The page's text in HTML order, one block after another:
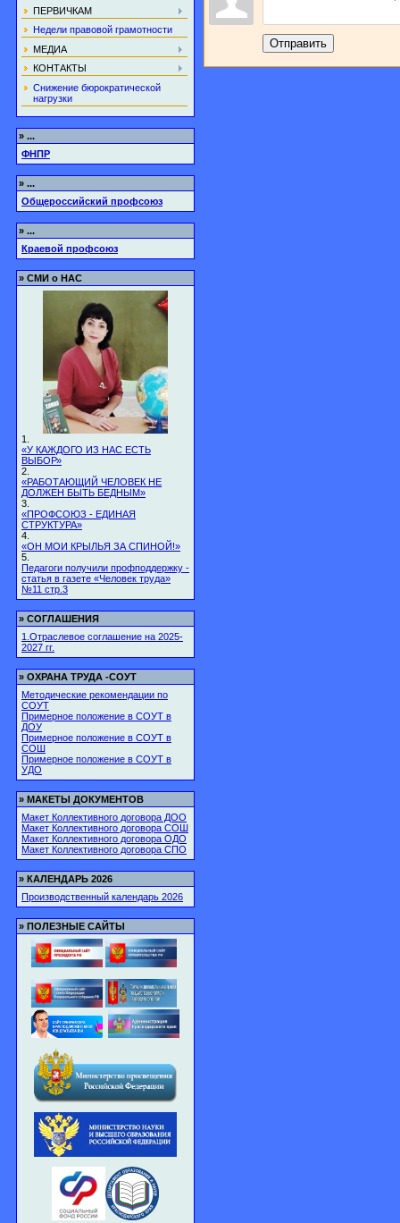
ПЕРВИЧКАМ
Недели правовой грамотности
МЕДИА
КОНТАКТЫ
Снижение бюрократической
нагрузки
» ...
ФНПР
» ...
Общероссийский профсоюз
» ...
Краевой профсоюз
» СМИ о НАС
1.
«У КАЖДОГО ИЗ НАС ЕСТЬ
ВЫБОР»
2.
«РАБОТАЮЩИЙ ЧЕЛОВЕК НЕ
ДОЛЖЕН БЫТЬ БЕДНЫМ»
3.
«ПРОФСОЮЗ - ЕДИНАЯ
СТРУКТУРА»
4.
«ОН МОИ КРЫЛЬЯ ЗА СПИНОЙ!»
5.
Педагоги получили профподдержку -
статья в газете «Человек труда»
№11 стр.3
» СОГЛАШЕНИЯ
1.Отраслевое соглашение на 2025-
2027 гг.
» ОХРАНА ТРУДА -СОУТ
Методические рекомендации по
СОУТ
Примерное положение в СОУТ в
ДОУ
Примерное положение в СОУТ в
СОШ
Примерное положение в СОУТ в
УДО
» МАКЕТЫ ДОКУМЕНТОВ
Макет Коллективного договора ДОО
Макет Коллективного договора СОШ
Макет Коллективного договора ОДО
Макет Коллективного договора СПО
» КАЛЕНДАРЬ 2026
Производственный календарь 2026
» ПОЛЕЗНЫЕ САЙТЫ
Отправить